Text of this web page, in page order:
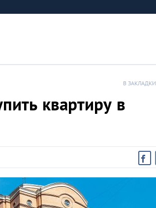
В ЗАКЛАДКИ
квартиру в